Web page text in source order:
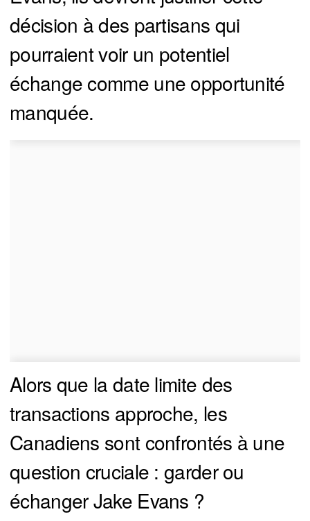
décision à des partisans qui
pourraient voir un potentiel
échange comme une opportunité
manquée.
Alors que la date limite des
transactions approche, les
Canadiens sont confrontés à une
question cruciale : garder ou
échanger Jake Evans ?